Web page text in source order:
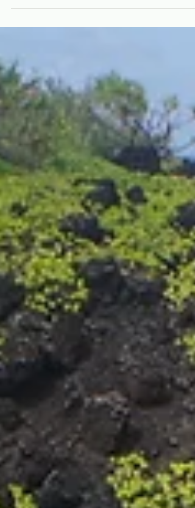
Comme je l’ai écrit précédemment, c’est la
location de voiture, et annoncée fermée
sur des panneaux clignotants bien en
amont en sortant du village de Hana,
cette tranche de route côtière avait attiré
ma curiosité. J'avais ainsi pu lire
blogs où leurs auteurs étaient très
rassurants : une route un peu délicate sur
10 kilomètres car elle monte en e